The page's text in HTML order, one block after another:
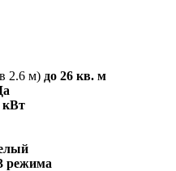
2.6 м) до 26 кв. м
кВт
режима